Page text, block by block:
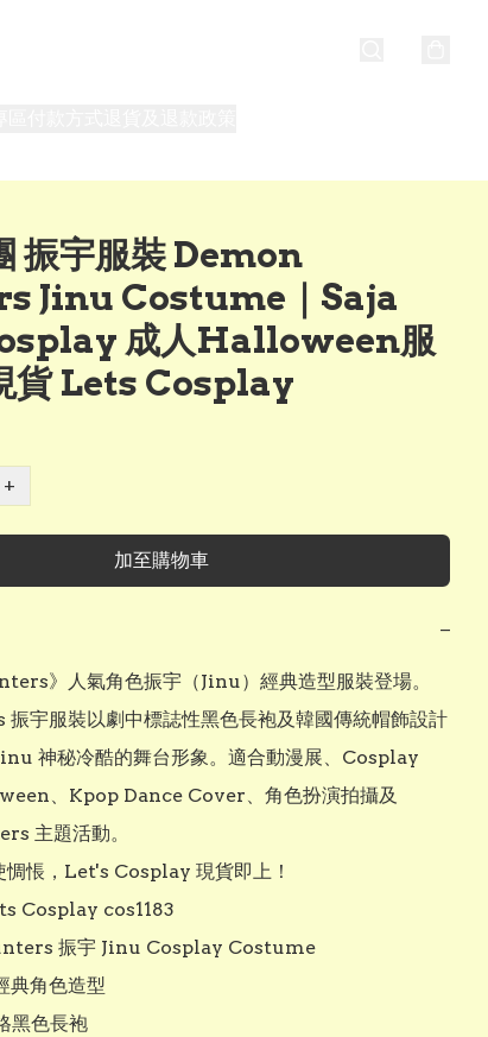
振宇服裝 Demon
Jinu Costume｜Saja
成人Halloween服
貨 Lets Cosplay
+
加至購物車
−
》人氣角色振宇（Jinu）經典造型服裝登場。
振宇服裝以劇中標誌性黑色長袍及韓國傳統帽飾設計
神秘冷酷的舞台形象。適合動漫展、Cosplay
、Kpop Dance Cover、角色扮演拍攝及
主題活動。
惆悵，Let's Cosplay 現貨即上！
Cosplay cos1183
振宇 Jinu Cosplay Costume
典角色造型
黑色長袍